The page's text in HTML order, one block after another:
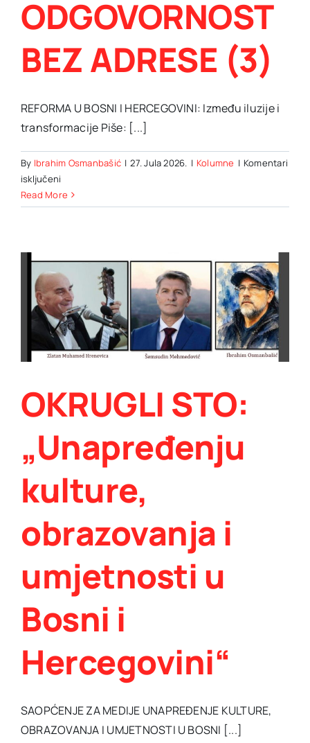
ODGOVORNOST
BEZ ADRESE (3)
REFORMA U BOSNI I HERCEGOVINI: Između iluzije i
transformacije Piše: [...]
By Ibrahim Osmanbašić | 27. Jula 2026. | Kolumne | Komentari
isključeni
Šemsudin
Mehmedović:
ADRESE
(3)
Read More
OKRUGLI STO:
„Unapređenju
kulture,
obrazovanja i
umjetnosti u
Bosni i
Hercegovini“
SAOPĆENJE ZA MEDIJE UNAPREĐENJE KULTURE,
OBRAZOVANJA I UMJETNOSTI U BOSNI [...]